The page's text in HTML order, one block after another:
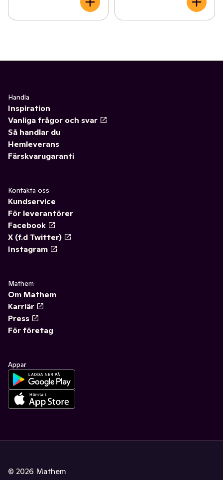
Handla
Inspiration
Vanliga frågor och svar
Så handlar du
Hemleverans
Färskvarugaranti
Kontakta oss
Kundservice
För leverantörer
Facebook
X (f.d Twitter)
Instagram
Mathem
Om Mathem
Karriär
Press
För företag
Appar
© 2026 Mathem